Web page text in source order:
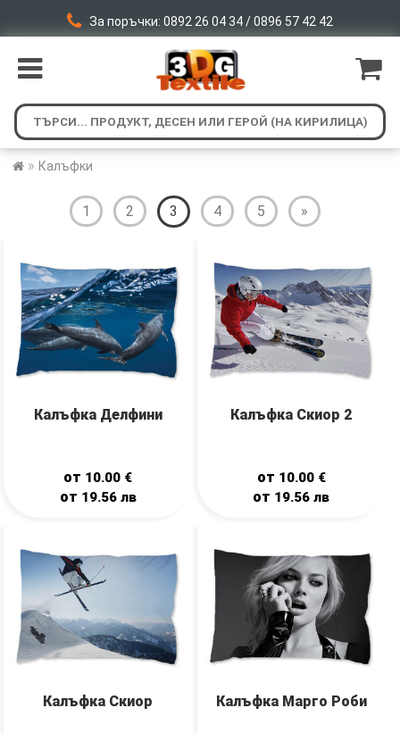
За поръчки: 0892 26 04 34 / 0896 57 42 42
» Калъфки
1 2 3 4 5 »
Калъфка Делфини
от 10.00 €
от 19.56 лв
Калъфка Скиор 2
от 10.00 €
от 19.56лв
Калъфка Скиор Калъфка Марго Роби